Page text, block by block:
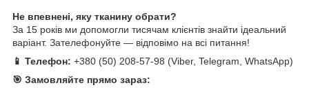
Не впевнені, яку тканину обрати?
За 15 років ми допомогли тисячам клієнтів знайти ідеальний
варіант. Зателефонуйте — відповімо на всі питання!
📱 Телефон: +380 (50) 208-57-98 (Viber, Telegram, WhatsApp)
🎯 Замовляйте прямо зараз: